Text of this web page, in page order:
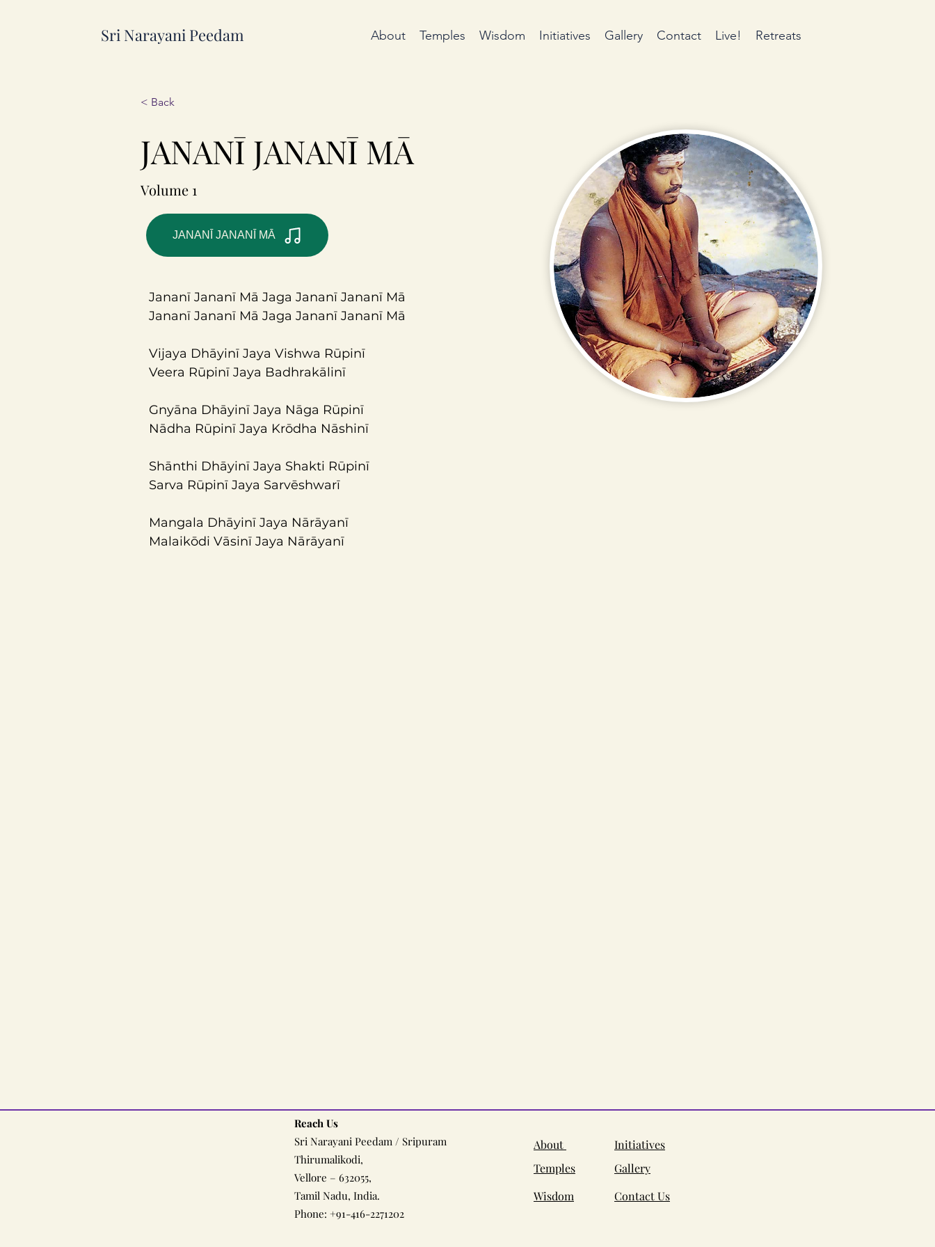
Sri Narayani Peedam About Temples Wisdom Initiatives Gallery Contact Live! Retreats
< Back
JANANĪ JANANĪ MĀ
Volume 1
JANANĪ JANANĪ MĀ
Jananī Jananī Mā Jaga Jananī Jananī Mā
Jananī Jananī Mā Jaga Jananī Jananī Mā
Vijaya Dhāyinī Jaya Vishwa Rūpinī
Veera Rūpinī Jaya Badhrakālinī
Gnyāna Dhāyinī Jaya Nāga Rūpinī
Nādha Rūpinī Jaya Krōdha Nāshinī
Shānthi Dhāyinī Jaya Shakti Rūpinī
Sarva Rūpinī Jaya Sarvēshwarī
Mangala Dhāyinī Jaya Nārāyanī
Malaikōdi Vāsinī Jaya Nārāyanī
Reach Us
Sri Narayani Peedam / Sripuram
Thirumalikodi,
Vellore – 632055,
Tamil Nadu, India.
Phone: +91-416-2271202
About
Initiatives
Temples
Gallery
Wisdom
Contact Us